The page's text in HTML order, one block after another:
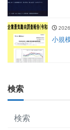
小規
検索